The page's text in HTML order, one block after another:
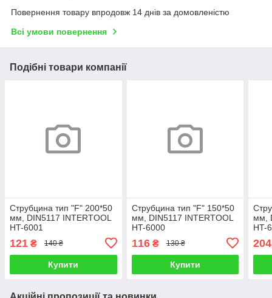
Повернення товару впродовж 14 днів за домовленістю
Всі умови повернення
Подібні товари компанії
Струбцина тип "F" 200*50
мм, DIN5117 INTERTOOL
HT-6001
121 ₴ 140 ₴
Купити
Струбцина тип "F" 150*50
мм, DIN5117 INTERTOOL
HT-6000
116₴ 130 ₴
Купити
мм,
HT-
204